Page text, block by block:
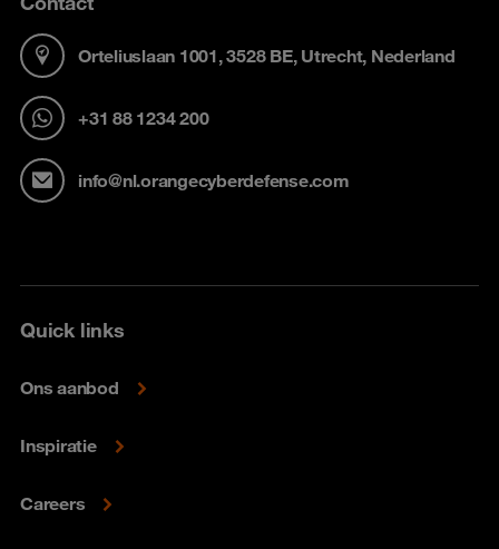
Orteliuslaan 1001, 3528 BE, Utrecht, Nederland
+31 88 1234 200
info@nl.orangecyberdefense.com
Quick links
Ons aanbod
Inspiratie
Careers